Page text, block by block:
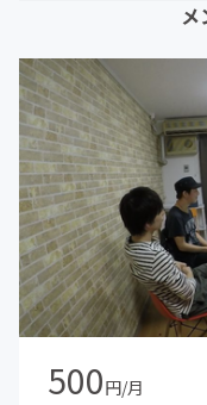
メ
500円/月